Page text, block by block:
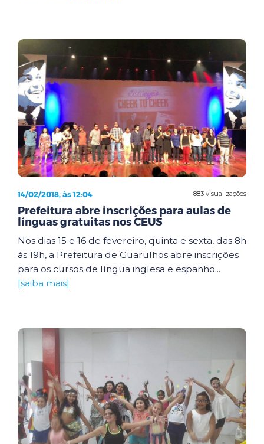
883 visualizações
14/02/2018, às 12:04
Prefeitura abre inscrições para aulas de
línguas gratuitas nos CEUS
Nos dias 15 e 16 de fevereiro, quinta e sexta, das 8h
às 19h, a Prefeitura de Guarulhos abre inscrições
para os cursos de língua inglesa e espanho...
[saiba mais]